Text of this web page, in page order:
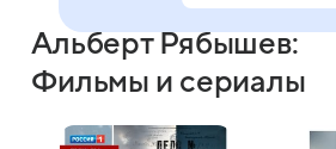
Альберт Рябышев:
Фильмы и сериалы